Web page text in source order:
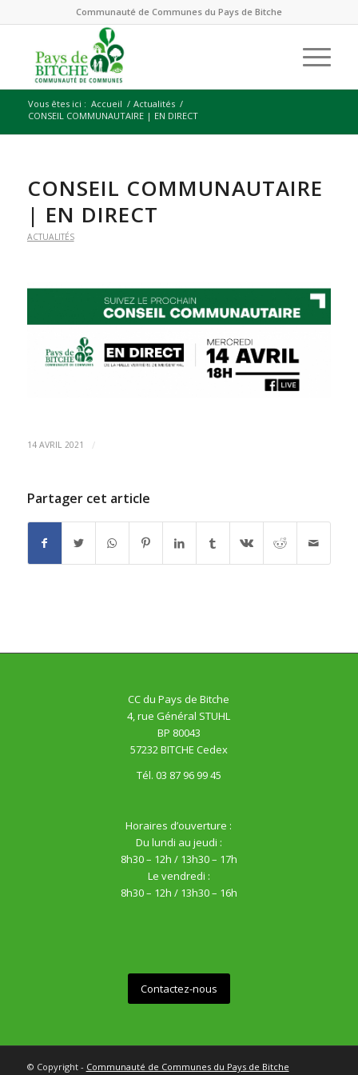
Communauté de Communes du Pays de Bitche
Vous êtes ici : Accueil / Actualités /
CONSEIL COMMUNAUTAIRE | EN DIRECT
CONSEIL COMMUNAUTAIRE
| EN DIRECT
ACTUALITÉS
14 AVRIL 2021 /
Partager cet article
CC du Pays de Bitche
4, rue Général STUHL
BP 80043
57232 BITCHE Cedex
Tél. 03 87 96 99 45
Horaires d’ouverture :
Du lundi au jeudi :
8h30 – 12h / 13h30 – 17h
Le vendredi :
8h30 – 12h / 13h30 – 16h
Contactez-nous
© Copyright - Communauté de Communes du Pays de Bitche